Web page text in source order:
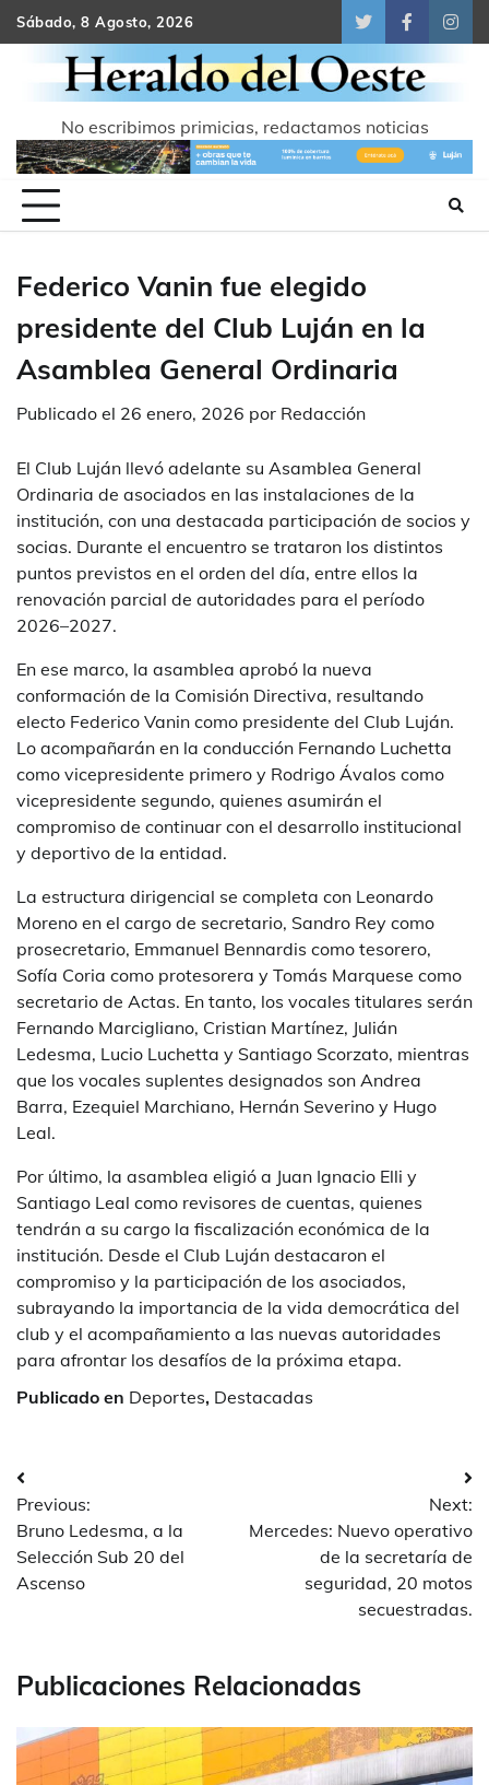
Skip
to
content
Sábado, 8 Agosto, 2026
TwitterFacebook
No escribimos primicias, redactamos noticias
Federico Vanin fue elegido
presidente del Club Luján en la
Asamblea General Ordinaria
Publicado el 26 enero, 2026 por Redacción
El Club Luján llevó adelante su Asamblea General
Ordinaria de asociados en las instalaciones de la
institución, con una destacada participación de socios y
socias. Durante el encuentro se trataron los distintos
puntos previstos en el orden del día, entre ellos la
renovación parcial de autoridades para el período
2026–2027.
En ese marco, la asamblea aprobó la nueva
conformación de la Comisión Directiva, resultando
electo Federico Vanin como presidente del Club Luján.
Lo acompañarán en la conducción Fernando Luchetta
como vicepresidente primero y Rodrigo Ávalos como
vicepresidente segundo, quienes asumirán el
compromiso de continuar con el desarrollo institucional
y deportivo de la entidad.
La estructura dirigencial se completa con Leonardo
Moreno en el cargo de secretario, Sandro Rey como
prosecretario, Emmanuel Bennardis como tesorero,
Sofía Coria como protesorera y Tomás Marquese como
secretario de Actas. En tanto, los vocales titulares serán
Fernando Marcigliano, Cristian Martínez, Julián
Ledesma, Lucio Luchetta y Santiago Scorzato, mientras
que los vocales suplentes designados son Andrea
Barra, Ezequiel Marchiano, Hernán Severino y Hugo
Leal.
Por último, la asamblea eligió a Juan Ignacio Elli y
Santiago Leal como revisores de cuentas, quienes
tendrán a su cargo la fiscalización económica de la
institución. Desde el Club Luján destacaron el
compromiso y la participación de los asociados,
subrayando la importancia de la vida democrática del
club y el acompañamiento a las nuevas autoridades
para afrontar los desafíos de la próxima etapa.
Publicado en Deportes, Destacadas
Navegación
de
entradas
Previous:
Bruno Ledesma, a la
Selección Sub 20 del
Ascenso
Next:
Mercedes: Nuevo operativo
de la secretaría de
seguridad, 20 motos
secuestradas.
Publicaciones Relacionadas